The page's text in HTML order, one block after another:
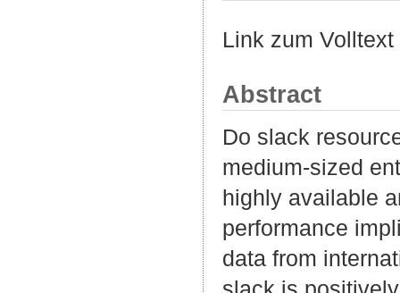
Link zum
Abstract
Do slack
medium-sized
highly available
performance
data from